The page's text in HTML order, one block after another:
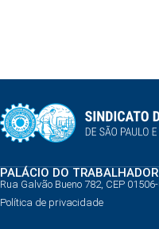
PALÁCIO DO TRABALHADOR
Rua Galvão Bueno 782, CEP
Política de privacidade